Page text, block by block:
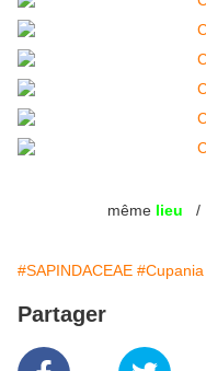
même lieu /
#SAPINDACEAE #Cupania
Partager